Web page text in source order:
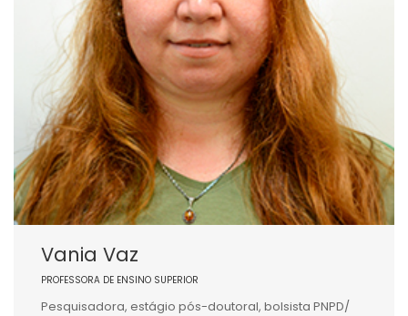
Vania Vaz
PROFESSORA DE ENSINO SUPERIOR
Pesquisadora, estágio pós-doutoral, bolsista PNPD/